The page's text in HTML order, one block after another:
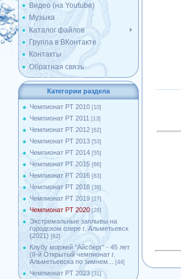
Видео (на Youtube)
Музыка
Каталог файлов
Группа в ВКонтакте
Контакты
Обратная связь
Категории раздела
Чемпионат РТ 2010 [10]
Чемпионат РТ 2011 [13]
Чемпионат РТ 2012 [62]
Чемпионат РТ 2013 [53]
Чемпионат РТ 2014 [55]
Чемпионат РТ 2015 [66]
Чемпионат РТ 2016 [83]
Чемпионат РТ 2018 [39]
Чемпионат РТ 2019 [27]
Чемпионат РТ 2020 [28]
Экстремальные заплывы на
городском озере г. Альметьевск
(2021) [62]
Клубу моржей ''Айсберг'' - 45 лет
(II-й Открытый чемпионат г.
Альметьевска по зимнем...
[44]
Чемпионат РТ 2023 [31]